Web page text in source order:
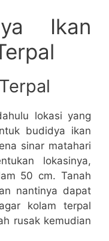
Ikan
lokasi yang
budidya ikan
sinar matahari
lokasinya,
50 cm. Tanah
nantinya dapat
kolam terpal
rusak kemudian